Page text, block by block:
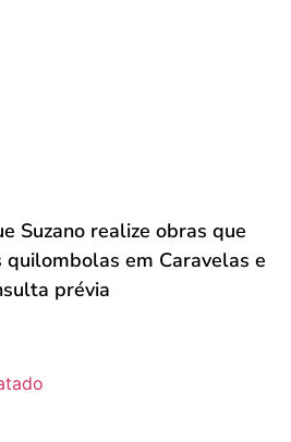
Suzano realize obras que
em Caravelas e
prévia